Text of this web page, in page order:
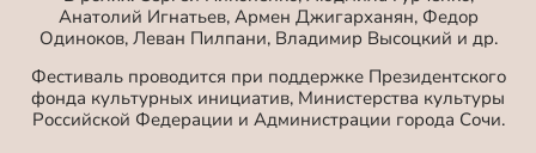
Анатолий Игнатьев, Армен Джигарханян, Федор
Одиноков, Леван Пилпани, Владимир Высоцкий и др.
Фестиваль проводится при поддержке Президентского
фонда культурных инициатив, Министерства культуры
Российской Федерации и Администрации города Сочи.